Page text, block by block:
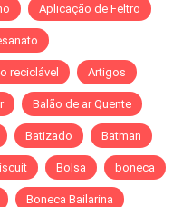
Aplicação de Feltro
reciclável Artigos
Balão de ar Quente
Batizado Batman
Bolsa boneca
Boneca Bailarina